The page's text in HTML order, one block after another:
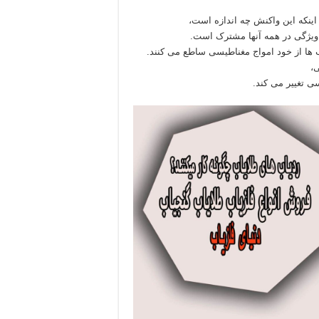
این واکنش چه اندازه است،
در همه آنها مشترک است.
ها از خود امواج مغناطیسی ساطع می کنند.
تغییر می کند.